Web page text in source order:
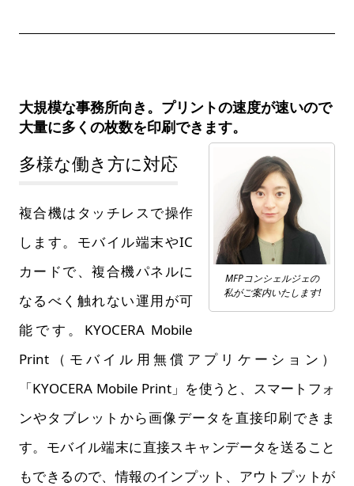
大規模な事務所向き。プリントの速度が速いので
大量に多くの枚数を印刷できます。
多様な働き方に対応
MFPコンシェルジェの
私がご案内いたします!
複合機はタッチレスで操作
します。モバイル端末やIC
カードで、複合機パネルに
なるべく触れない運用が可
能です。KYOCERA Mobile
Print（モバイル用無償アプリケーション）
「KYOCERA Mobile Print」を使うと、スマートフォ
ンやタブレットから画像データを直接印刷できま
す。モバイル端末に直接スキャンデータを送ること
もできるので、情報のインプット、アウトプットが